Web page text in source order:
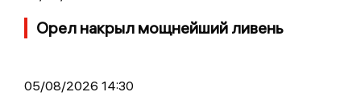
Орел накрыл мощнейший ливень
05/08/2026 14:30